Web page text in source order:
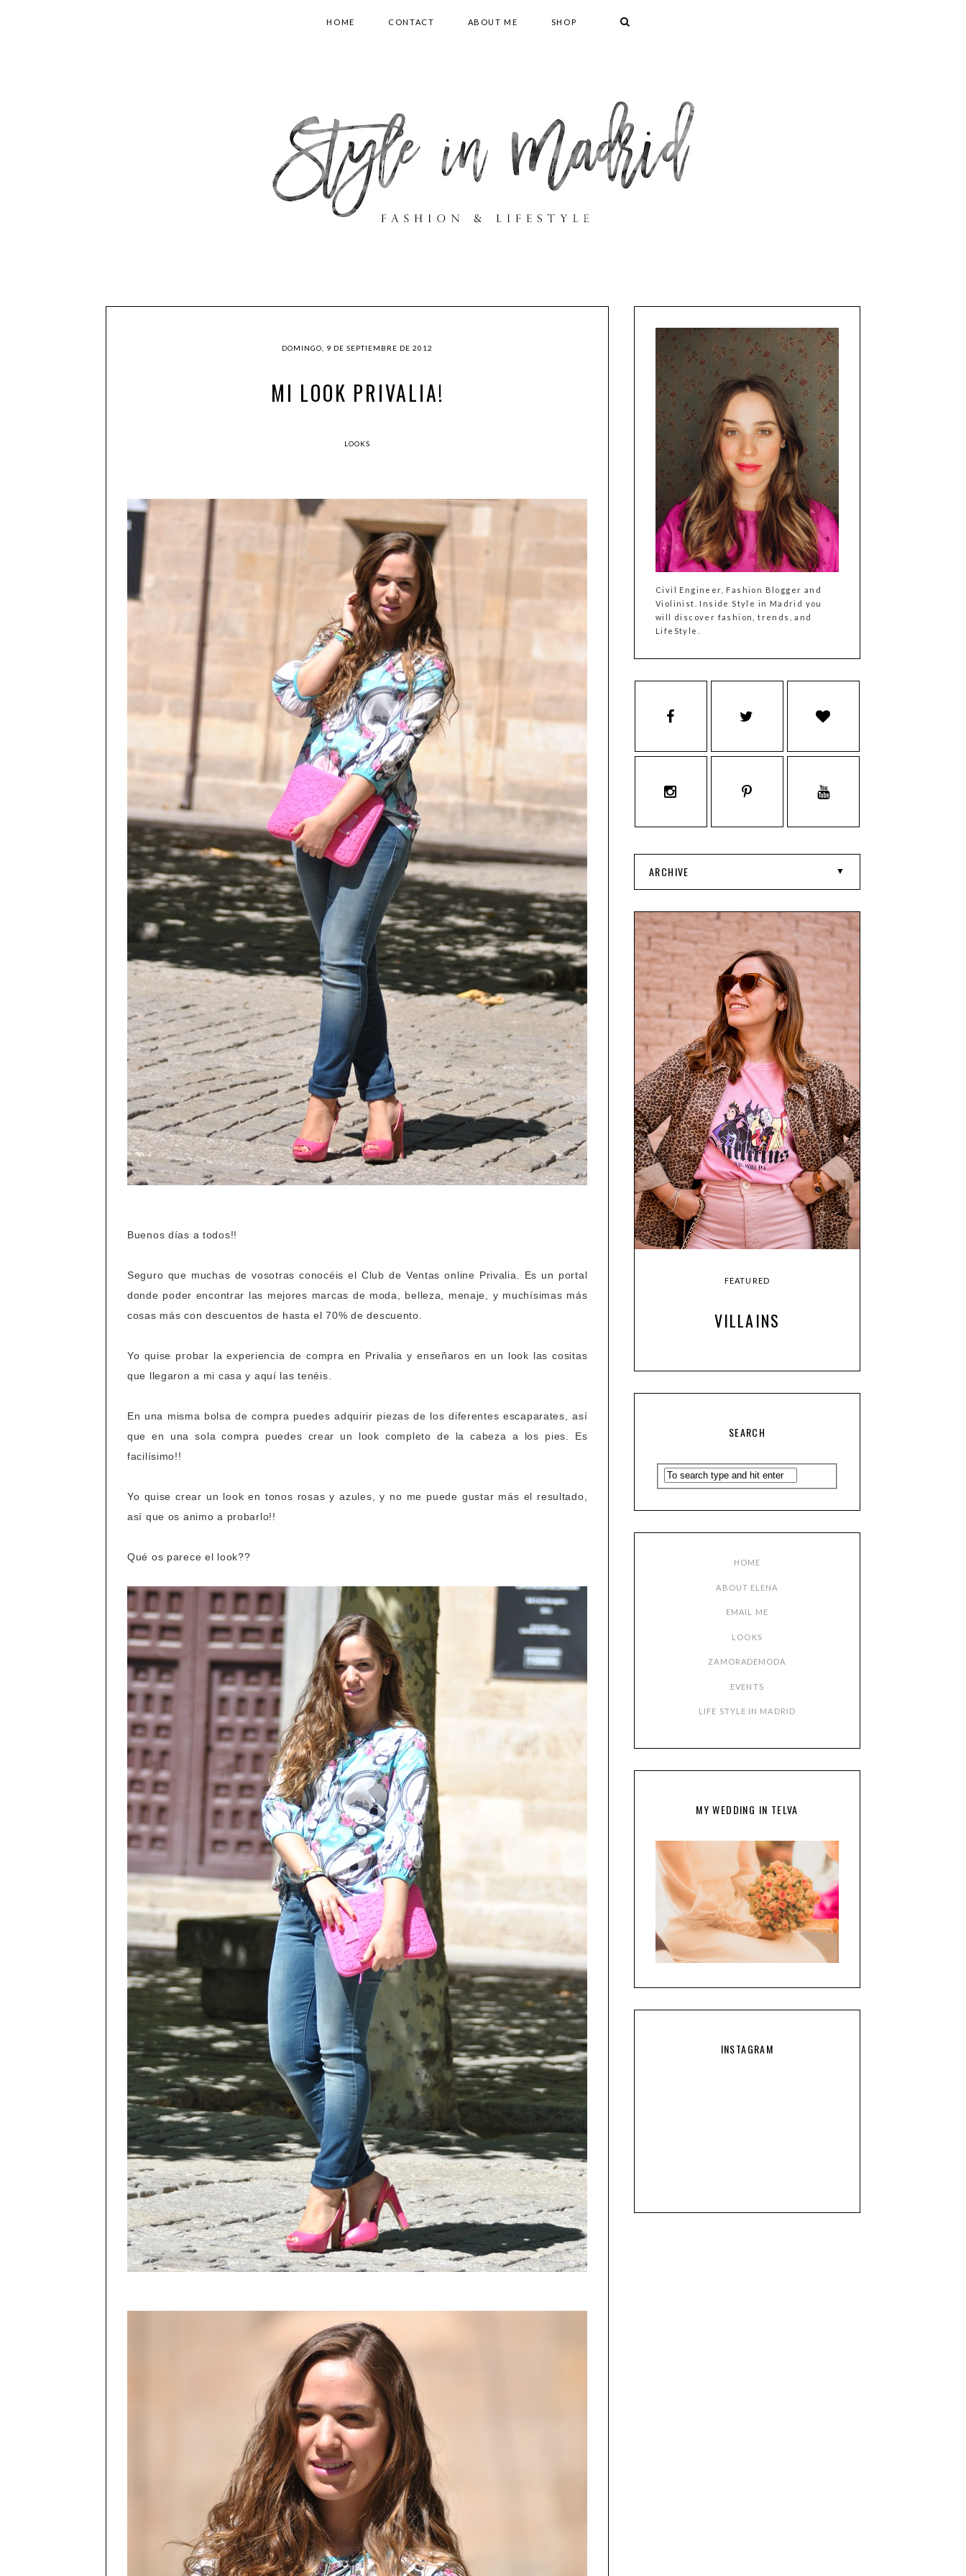
HOME CONTACT ABOUT ME SHOP
DOMINGO, 9 DE SEPTIEMBRE DE 2012
MI LOOK PRIVALIA!
LOOKS
Buenos días a todos!!
Seguro que muchas de vosotras conocéis el Club de Ventas online Privalia. Es un portal
donde poder encontrar las mejores marcas de moda, belleza, menaje, y muchísimas más
cosas más con descuentos de hasta el 70% de descuento.
Yo quise probar la experiencia de compra en Privalia y enseñaros en un look las cositas
que llegaron a mi casa y aquí las tenéis.
En una misma bolsa de compra puedes adquirir piezas de los diferentes escaparates, así
que en una sola compra puedes crear un look completo de la cabeza a los pies. Es
facilísimo!!
Yo quise crear un look en tonos rosas y azules, y no me puede gustar más el resultado,
así que os animo a probarlo!!
Qué os parece el look??
Civil Engineer, Fashion Blogger and
Violinist. Inside Style in Madrid you
will discover fashion, trends, and
LifeStyle.
ARCHIVE
FEATURED
VILLAINS
SEARCH
HOME
ABOUT ELENA
EMAIL ME
LOOKS
ZAMORADEMODA
EVENTS
LIFE STYLE IN MADRID
MY WEDDING IN TELVA
INSTAGRAM